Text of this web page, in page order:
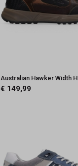
Australian Hawker Width H
€ 149,99